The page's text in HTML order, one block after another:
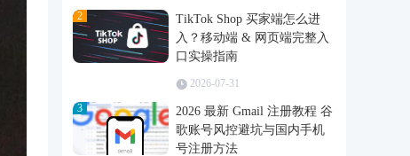
2
TikTok Shop 买家端怎么进
入？移动端 & 网页端完整入
口实操指南
2026-07-31
3
2026 最新 Gmail 注册教程 谷
歌账号风控避坑与国内手机
号注册方法